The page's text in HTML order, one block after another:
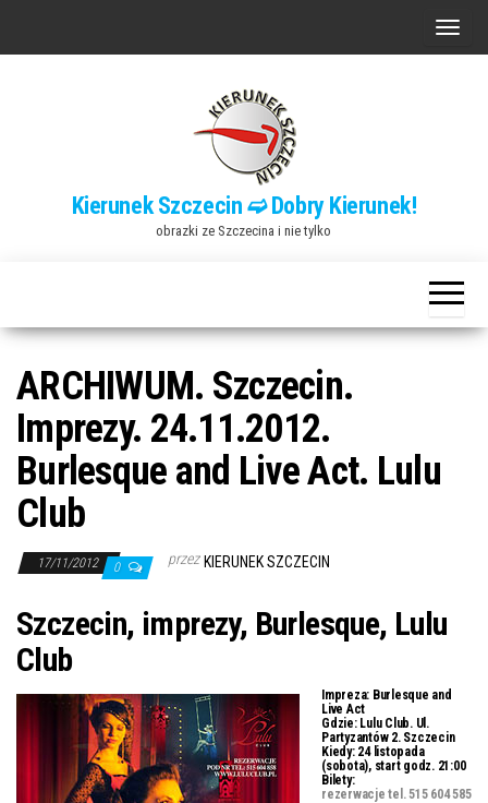
P
n
a
w
Kierunek Szczecin ➫ Dobry Kierunek!
obrazki ze Szczecina i nie tylko
ARCHIWUM. Szczecin.
Imprezy. 24.11.2012.
Burlesque and Live Act. Lulu
Club
17/11/2012 0 przez KIERUNEK SZCZECIN
Szczecin, imprezy, Burlesque, Lulu
Club
Impreza: Burlesque and
Live Act
Gdzie:Lulu Club. Ul.
Partyzantów 2. Szczecin
Kiedy:24 listopada
(sobota), start godz. 21:00
Bilety:
rezerwacje tel. 515 604 585